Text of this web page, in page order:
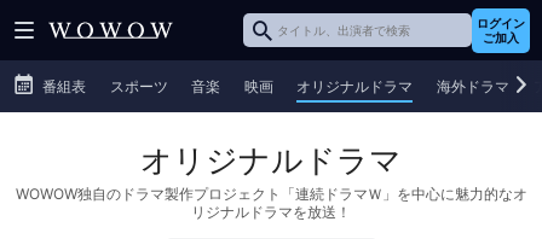
ログイン
ご加入
番組表 スポーツ 音楽 映画 オリジナルドラマ 海外ドラマ
オリジナルドラマ
WOWOW独自のドラマ製作プロジェクト「連続ドラマＷ」を中心に魅力的なオ
リジナルドラマを放送！